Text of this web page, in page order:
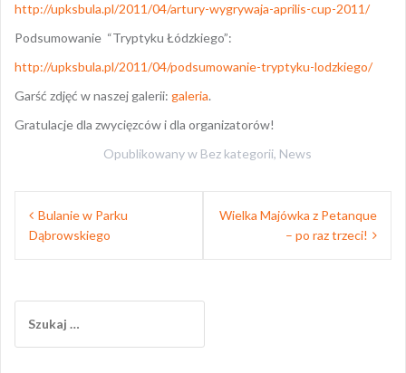
http://upksbula.pl/2011/04/artury-wygrywaja-aprilis-cup-2011/
Podsumowanie “Tryptyku Łódzkiego”:
http://upksbula.pl/2011/04/podsumowanie-tryptyku-lodzkiego/
Garść zdjęć w naszej galerii: galeria.
Gratulacje dla zwycięzców i dla organizatorów!
Opublikowany w Bez kategorii, News
Nawigacja
wpisu
Bulanie w Parku
Dąbrowskiego
Wielka Majówka z Petanque
– po raz trzeci!